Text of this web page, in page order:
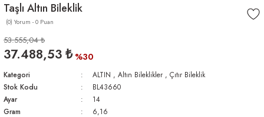
Taşlı Altın Bileklik
(0) Yorum - 0 Puan
53.555,04 ₺
37.488,53 ₺ %30
Kategori ALTIN , Altın Bileklikler , Çıtır Bileklik
Stok Kodu
BL43660
Ayar
14
Gram
6,16